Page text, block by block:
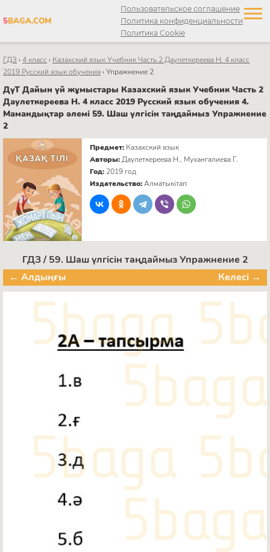
5BAGA.COM
Пользовательское соглашение
Политика конфиденциальности
Политика Cookie
ГДЗ ›4 класс › Казахский язык Учебник Часть 2 Даулеткереева Н. 4 класс
2019 Русский язык обучения›Упражнение 2
ДүТ Дайын үй жұмыстары Казахский язык Учебник Часть 2
Даулеткереева Н. 4 класс 2019 Русский язык обучения 4.
Мамандықтар әлемі 59. Шаш үлгісін таңдаймыз Упражнение
2
Предмет: Казахский язык
Авторы:Даулеткереева Н., Мухангалиева Г.
Год: 2019 год
Издательство:Алматыкітап
ГДЗ / 59. Шаш үлгісін таңдаймыз Упражнение 2
← Алдыңғы
Келесі →